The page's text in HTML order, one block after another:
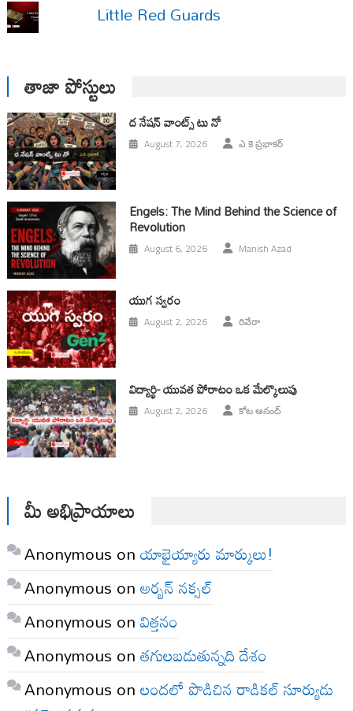
Little Red Guards
తాజా పోస్టులు
ద నేషన్ వాంట్స్ టు నో
August 7, 2026 ఎ కె ప్రభాకర్
Engels: The Mind Behind the Science of
Revolution
August 6, 2026 Manish Azad
యుగ స్వ‌రం
August 2, 2026 రివేరా
విద్యార్థి- యువత పోరాటం ఒక మేల్కొలుపు
August 2, 2026 కోట ఆనంద్
మీ అభిప్రాయాలు
Anonymous onయాభైయ్యారు మార్కులు!
Anonymous onఅర్బన్ నక్సల్
Anonymous onవిత్తనం
Anonymous onతగులబడుతున్నది దేశం
Anonymous onలందలో పొడిచిన రాడికల్ సూర్యుడు